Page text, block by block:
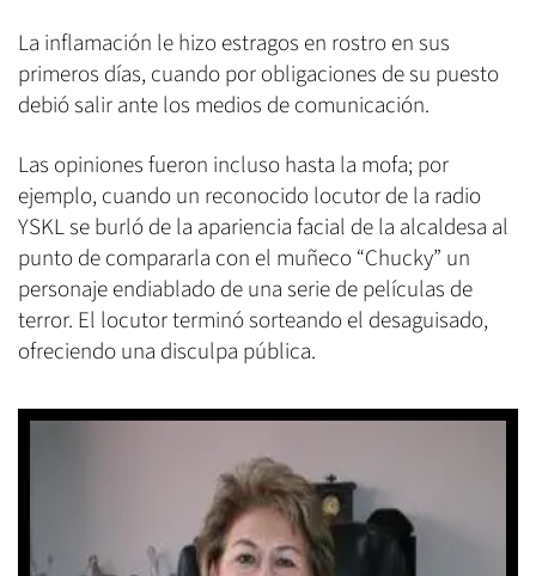
La inflamación le hizo estragos en rostro en sus
primeros días, cuando por obligaciones de su puesto
debió salir ante los medios de comunicación.
Las opiniones fueron incluso hasta la mofa; por
ejemplo, cuando un reconocido locutor de la radio
YSKL se burló de la apariencia facial de la alcaldesa al
punto de compararla con el muñeco “Chucky” un
personaje endiablado de una serie de películas de
terror. El locutor terminó sorteando el desaguisado,
ofreciendo una disculpa pública.